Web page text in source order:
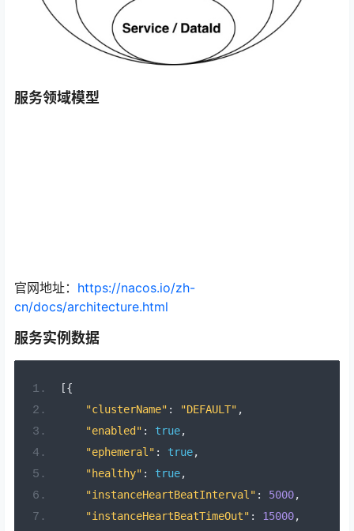
服务领域模型
官网地址： https://nacos.io/zh-
cn/docs/architecture.html
服务实例数据
[{
"clusterName" : "DEFAULT" ,
"enabled" : true,
"ephemeral" : true,
"healthy" : true,
"instanceHeartBeatInterval" : 5000,
"instanceHeartBeatTimeOut" : 15000,